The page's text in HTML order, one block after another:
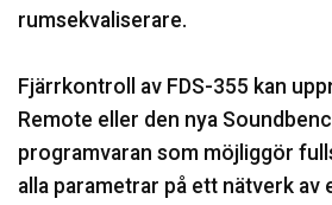
rumsekvaliserare.
Fjärrkontroll av FDS-355 kan
Remote eller den nya
programvaran som möjliggör
alla parametrar på ett nätverk av